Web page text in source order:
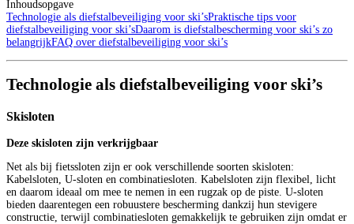
Inhoudsopgave
Technologie als diefstalbeveiliging voor ski’sPraktische tips voor
diefstalbeveiliging voor ski’sDaarom is diefstalbescherming voor ski’s zo
belangrijkFAQ over diefstalbeveiliging voor ski’s
Technologie als diefstalbeveiliging voor ski’s
Skisloten
Deze skisloten zijn verkrijgbaar
Net als bij fietssloten zijn er ook verschillende soorten skisloten:
Kabelsloten, U-sloten en combinatiesloten. Kabelsloten zijn flexibel, licht
en daarom ideaal om mee te nemen in een rugzak op de piste. U-sloten
bieden daarentegen een robuustere bescherming dankzij hun stevigere
constructie, terwijl combinatiesloten gemakkelijk te gebruiken zijn omdat er